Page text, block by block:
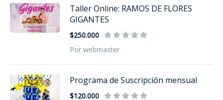
Taller Online: RAMOS DE FLORES
GIGANTES
$250.000
Por webmaster
Programa de Suscripción mensual
$120.000